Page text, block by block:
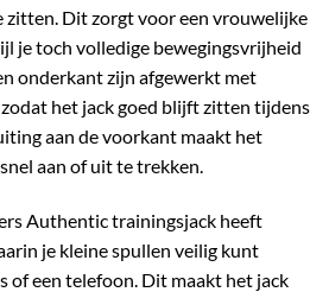
zitten. Dit zorgt voor een vrouwelijke
je toch volledige bewegingsvrijheid
onderkant zijn afgewerkt met
het jack goed blijft zitten tijdens
aan de voorkant maakt het
aan of uit te trekken.
Authentic trainingsjack heeft
je kleine spullen veilig kunt
of een telefoon. Dit maakt het jack